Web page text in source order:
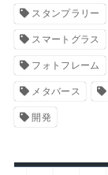
スタンプラリー
スマートグラス
フォトフレーム
メタバース
開発